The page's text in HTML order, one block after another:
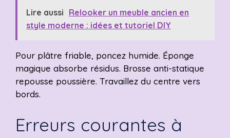
Lire aussi Relooker un meuble ancien en
style moderne : idées et tutoriel DIY
Pour plâtre friable, poncez humide. Éponge
magique absorbe résidus. Brosse anti-statique
repousse poussière. Travaillez du centre vers
bords.
Erreurs courantes à